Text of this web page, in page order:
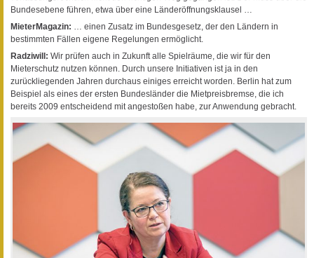
Bundesebene führen, etwa über eine Länderöffnungsklausel …
MieterMagazin: … einen Zusatz im Bundesgesetz, der den Ländern in
bestimmten Fällen eigene Regelungen ermöglicht.
Radziwill: Wir prüfen auch in Zukunft alle Spielräume, die wir für den
Mieterschutz nutzen können. Durch unsere Initiativen ist ja in den
zurückliegenden Jahren durchaus einiges erreicht worden. Berlin hat zum
Beispiel als eines der ersten Bundesländer die Mietpreisbremse, die ich
bereits 2009 entscheidend mit angestoßen habe, zur Anwendung gebracht.